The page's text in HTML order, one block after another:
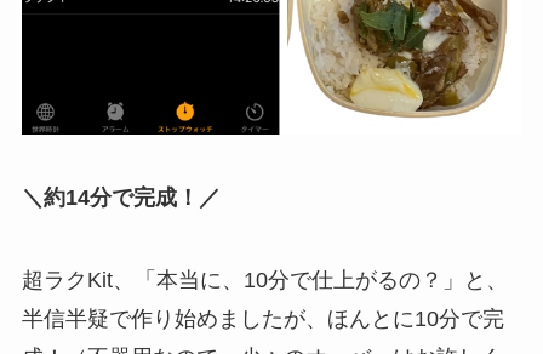
＼約14分で完成！／
超ラクKit、「本当に、10分で仕上がるの？」と、
半信半疑で作り始めましたが、ほんとに10分で完